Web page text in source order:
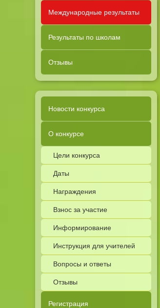
Международные результаты
Результаты по школам
Отзывы
Новости конкурса
О конкурсе
Цели конкурса
Даты
Награждения
Взнос за участие
Информирование
Инструкция для учителей
Вопросы и ответы
Отзывы
Регистрация